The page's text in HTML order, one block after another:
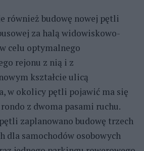
również budowę nowej pętli
za halą widowiskowo-
celu optymalnego
rejonu z nią i z
kształcie ulicą
w okolicy pętli pojawić ma się
z dwoma pasami ruchu.
zaplanowano budowę trzech
dla samochodów osobowych